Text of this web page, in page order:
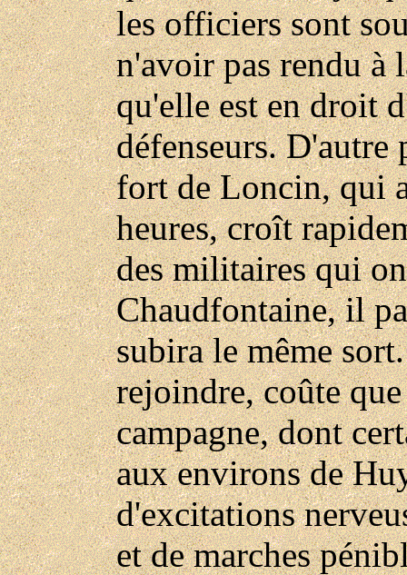
les officiers sont
n'avoir pas rendu à
qu'elle est en droit
défenseurs. D'autre
fort de Loncin, qui
heures, croît
des militaires qui
Chaudfontaine, il
subira le même
rejoindre, coûte
campagne, dont
aux environs de
d'excitations
et de marches